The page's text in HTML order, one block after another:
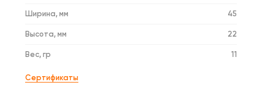
Ширина, мм 45
Высота, мм 22
Вес, гр 11
Сертификаты